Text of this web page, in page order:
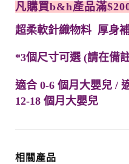
凡購買b&h產品滿
超柔軟針織物料 厚身
*3個尺寸可選 (請在備
適合0-6 個月大嬰兒 /
12-18 個月大嬰兒
相關產品